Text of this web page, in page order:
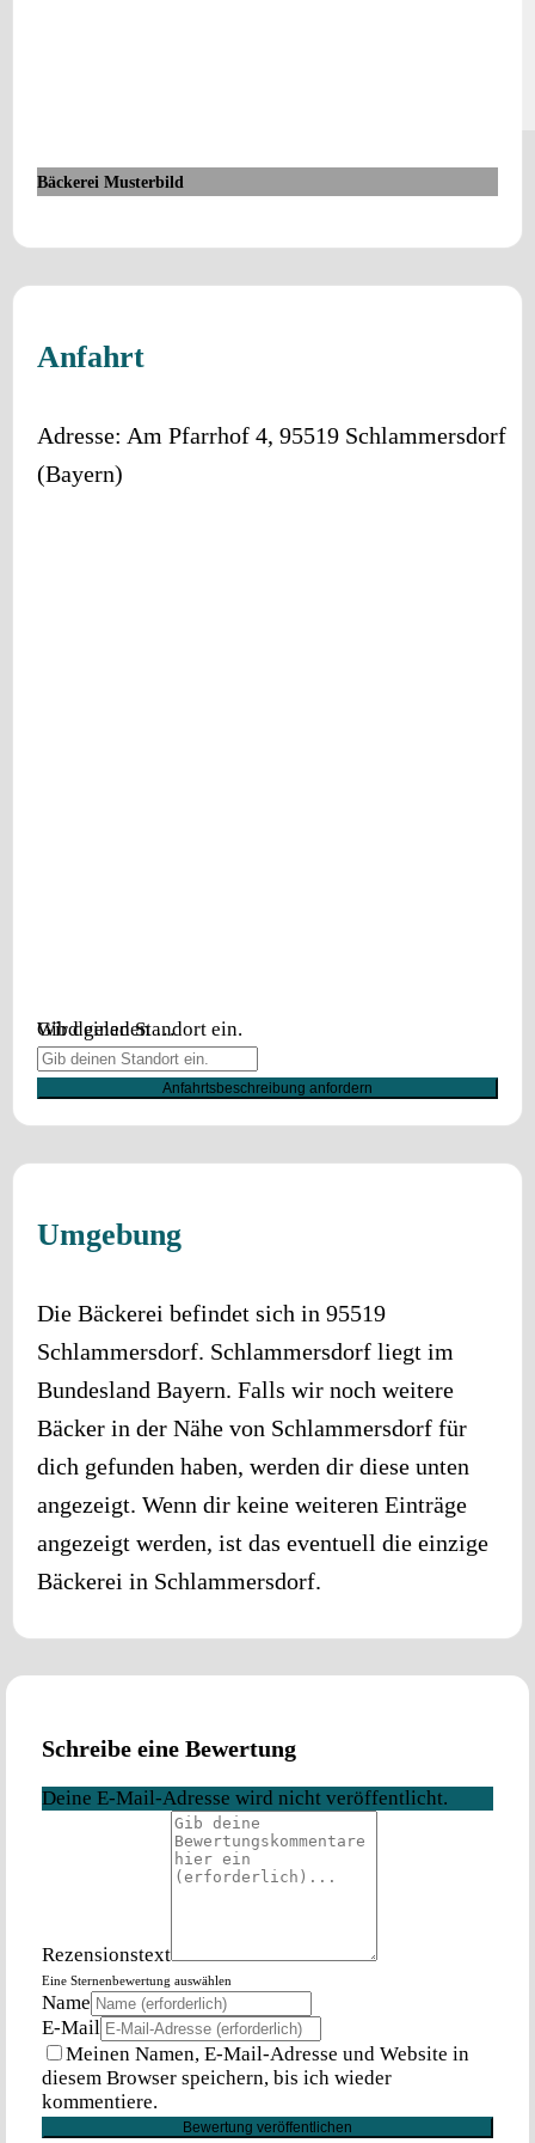
Bäckerei Musterbild
Anfahrt
Adresse: Am Pfarrhof 4, 95519 Schlammersdorf
(Bayern)
Wird geladen …
Gib deinen Standort ein.
Anfahrtsbeschreibung anfordern
Umgebung
Die Bäckerei befindet sich in 95519
Schlammersdorf. Schlammersdorf liegt im
Bundesland Bayern. Falls wir noch weitere
Bäcker in der Nähe von Schlammersdorf für
dich gefunden haben, werden dir diese unten
angezeigt. Wenn dir keine weiteren Einträge
angezeigt werden, ist das eventuell die einzige
Bäckerei in Schlammersdorf.
Schreibe eine Bewertung
Deine E-Mail-Adresse wird nicht veröffentlicht.
Rezensionstext
Eine Sternenbewertung auswählen
Name
E-Mail
Meinen Namen, E-Mail-Adresse und Website in
diesem Browser speichern, bis ich wieder
kommentiere.